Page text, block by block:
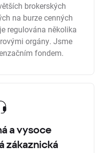
brokerských
na burze cenných
regulována několika
orgány. Jsme
fondem.
a vysoce
zákaznická